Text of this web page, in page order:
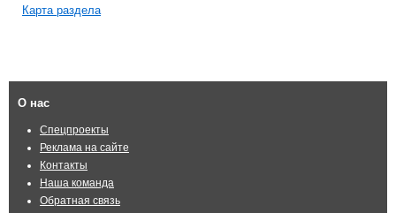
Карта раздела
О нас
Спецпроекты
Реклама на сайте
Контакты
Наша команда
Обратная связь